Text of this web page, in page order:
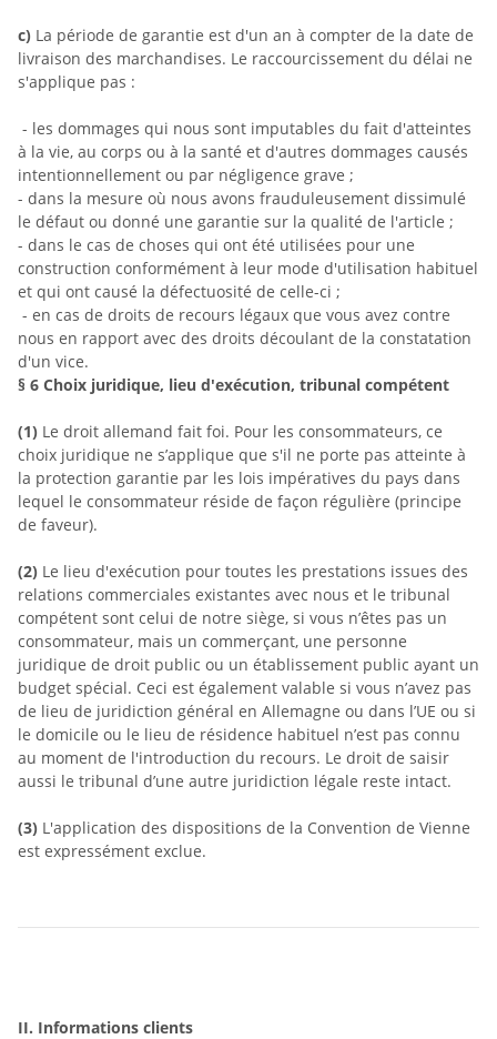
c) La période de garantie est d'un an à compter de la date de
livraison des marchandises. Le raccourcissement du délai ne
s'applique pas :
- les dommages qui nous sont imputables du fait d'atteintes
à la vie, au corps ou à la santé et d'autres dommages causés
intentionnellement ou par négligence grave ;
- dans la mesure où nous avons frauduleusement dissimulé
le défaut ou donné une garantie sur la qualité de l'article ;
- dans le cas de choses qui ont été utilisées pour une
construction conformément à leur mode d'utilisation habituel
et qui ont causé la défectuosité de celle-ci ;
- en cas de droits de recours légaux que vous avez contre
nous en rapport avec des droits découlant de la constatation
d'un vice.
§ 6 Choix juridique, lieu d'exécution, tribunal compétent
(1) Le droit allemand fait foi. Pour les consommateurs, ce
choix juridique ne s’applique que s'il ne porte pas atteinte à
la protection garantie par les lois impératives du pays dans
lequel le consommateur réside de façon régulière (principe
de faveur).
(2) Le lieu d'exécution pour toutes les prestations issues des
relations commerciales existantes avec nous et le tribunal
compétent sont celui de notre siège, si vous n’êtes pas un
consommateur, mais un commerçant, une personne
juridique de droit public ou un établissement public ayant un
budget spécial. Ceci est également valable si vous n’avez pas
de lieu de juridiction général en Allemagne ou dans l’UE ou si
le domicile ou le lieu de résidence habituel n’est pas connu
au moment de l'introduction du recours. Le droit de saisir
aussi le tribunal d’une autre juridiction légale reste intact.
(3) L'application des dispositions de la Convention de Vienne
est expressément exclue.
II. Informations clients